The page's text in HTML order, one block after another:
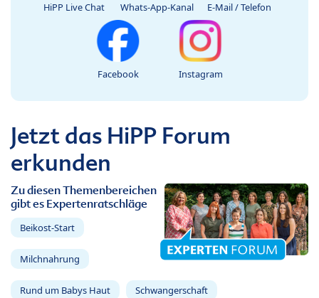
HiPP Live Chat Whats-App-Kanal E-Mail / Telefon
Facebook Instagram
Jetzt das HiPP Forum
erkunden
Zu diesen Themenbereichen
gibt es Expertenratschläge
Beikost-Start
Milchnahrung
Rund um Babys Haut Schwangerschaft